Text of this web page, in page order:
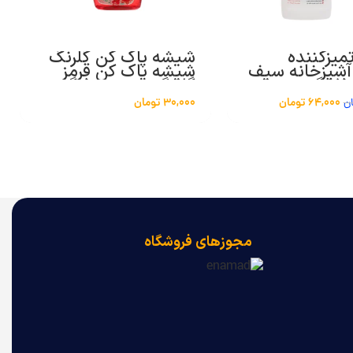
سیف
64,000تومان
شیشه پاک کن گلرنگ
شیشه پاک کن قرمز
گلرنگ حجم 500 گرم
30,000تومان
مجوزهای فروشگاه